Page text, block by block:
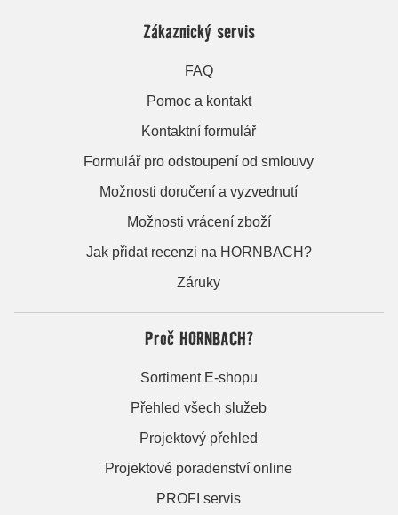
Zákaznický servis
FAQ
Pomoc a kontakt
Kontaktní formulář
Formulář pro odstoupení od smlouvy
Možnosti doručení a vyzvednutí
Možnosti vrácení zboží
Jak přidat recenzi na HORNBACH?
Záruky
Proč HORNBACH?
Sortiment E-shopu
Přehled všech služeb
Projektový přehled
Projektové poradenství online
PROFI servis